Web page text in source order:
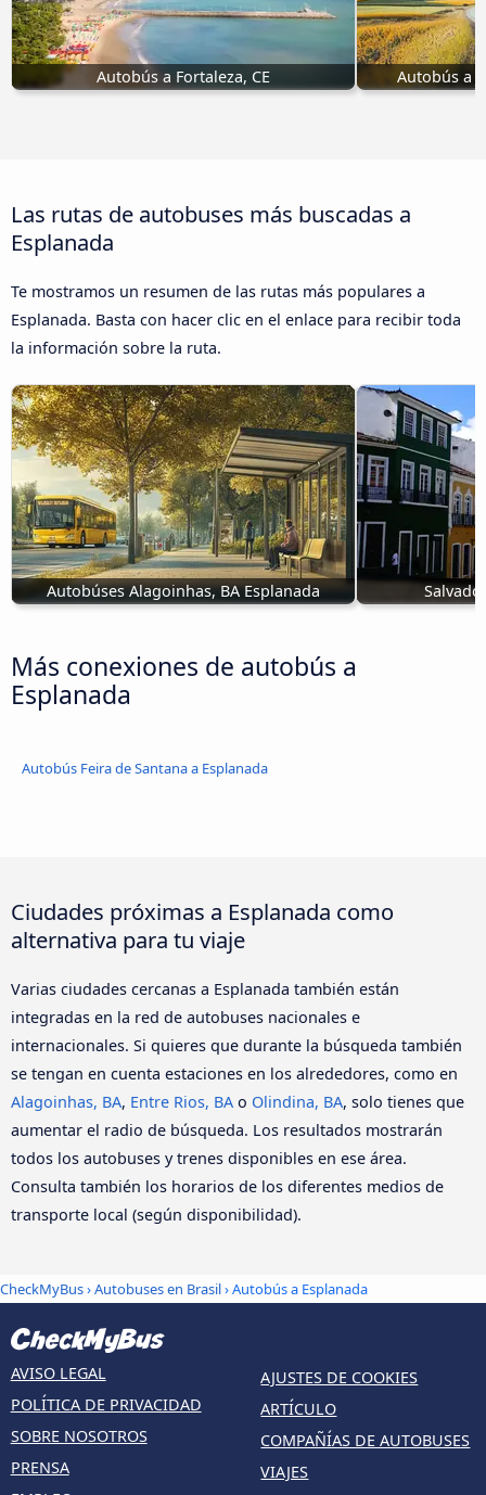
Autobús a Fortaleza, CE Autobús a
Las rutas de autobuses más buscadas a
Esplanada
Te mostramos un resumen de las rutas más populares a
Esplanada. Basta con hacer clic en el enlace para recibir toda
la información sobre la ruta.
Autobúses Alagoinhas, BA Esplanada
Más conexiones de autobús a
Esplanada
Autobús Feira de Santana a Esplanada
Ciudades próximas a Esplanada como
alternativa para tu viaje
Varias ciudades cercanas a Esplanada también están
integradas en la red de autobuses nacionales e
internacionales. Si quieres que durante la búsqueda también
se tengan en cuenta estaciones en los alrededores, como en
Alagoinhas, BA, Entre Rios, BA o Olindina, BA, solo tienes que
aumentar el radio de búsqueda. Los resultados mostrarán
todos los autobuses y trenes disponibles en ese área.
Consulta también los horarios de los diferentes medios de
transporte local (según disponibilidad).
CheckMyBus›Autobuses en Brasil› Autobús a Esplanada
AVISO LEGAL
POLÍTICA DE PRIVACIDAD
SOBRE NOSOTROS
PRENSA
AJUSTES DE COOKIES
ARTÍCULO
COMPAÑÍAS DE AUTOBUSES
VIAJES